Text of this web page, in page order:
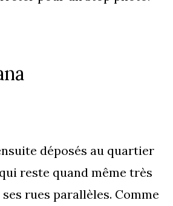
déposés au quartier
reste quand même très
rues parallèles. Comme